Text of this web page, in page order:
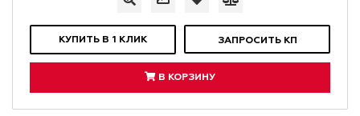
КУПИТЬ В 1 КЛИК ЗАПРОСИТЬ КП
В КОРЗИНУ